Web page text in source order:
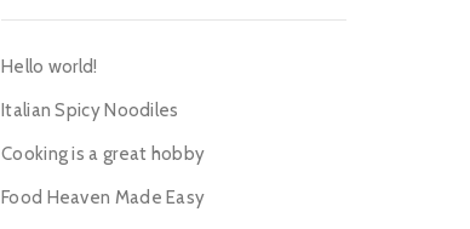
Hello world!
Italian Spicy Noodiles
Cooking is a great hobby
Food Heaven Made Easy